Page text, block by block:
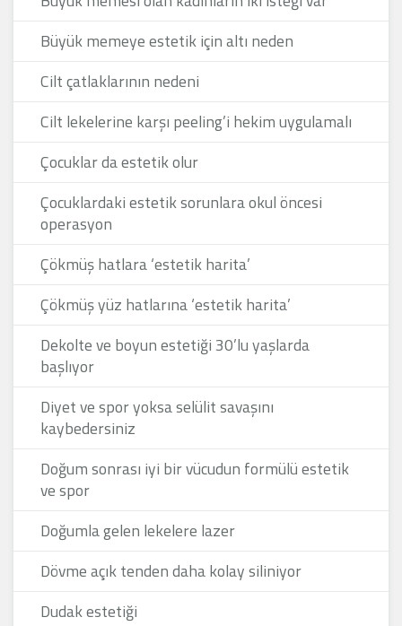
Büyük memeye estetik için altı neden
Cilt çatlaklarının nedeni
Cilt lekelerine karşı peeling’i hekim uygulamalı
Çocuklar da estetik olur
Çocuklardaki estetik sorunlara okul öncesi
operasyon
Çökmüş hatlara ‘estetik harita’
Çökmüş yüz hatlarına ‘estetik harita’
Dekolte ve boyun estetiği 30’lu yaşlarda
başlıyor
Diyet ve spor yoksa selülit savaşını
kaybedersiniz
Doğum sonrası iyi bir vücudun formülü estetik
ve spor
Doğumla gelen lekelere lazer
Dövme açık tenden daha kolay siliniyor
Dudak estetiği